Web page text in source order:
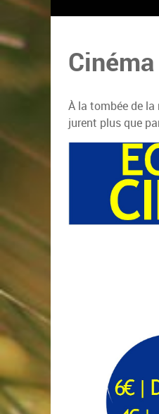
À la tombée de la
jurent plus que